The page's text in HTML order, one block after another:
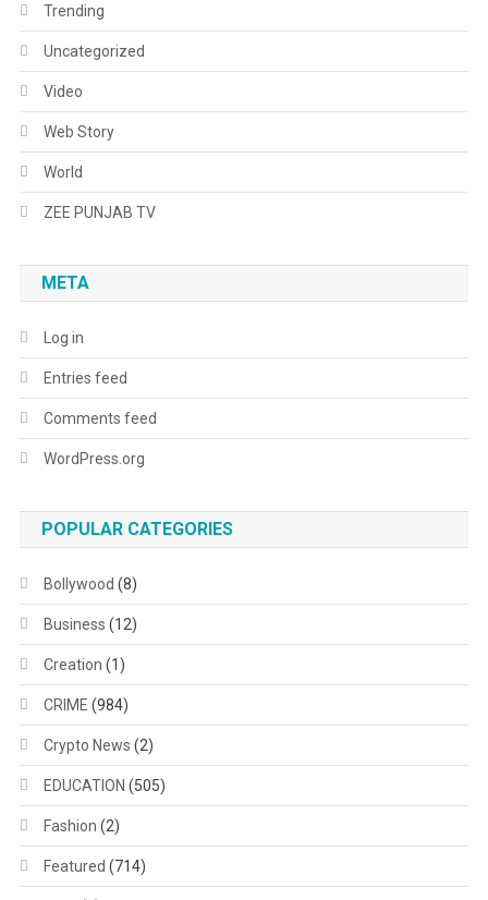
Trending
Uncategorized
Video
Web Story
World
ZEE PUNJAB TV
META
Log in
Entries feed
Comments feed
WordPress.org
POPULAR CATEGORIES
Bollywood (8)
Business (12)
Creation (1)
CRIME (984)
Crypto News (2)
EDUCATION (505)
Fashion (2)
Featured (714)